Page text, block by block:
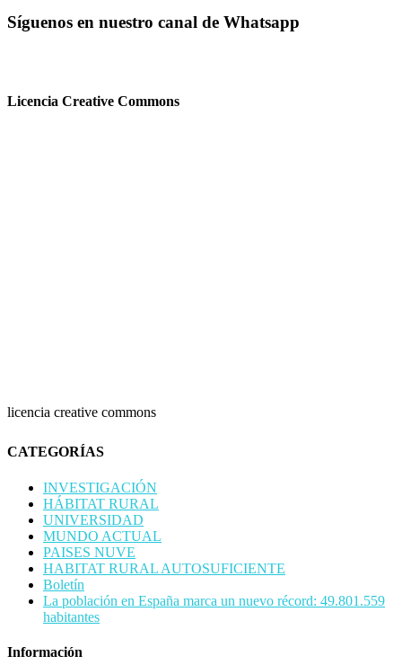
Síguenos en nuestro canal de Whatsapp
Licencia Creative Commons
licencia creative commons
CATEGORÍAS
INVESTIGACIÓN
HÁBITAT RURAL
UNIVERSIDAD
MUNDO ACTUAL
PAISES NUVE
HABITAT RURAL AUTOSUFICIENTE
Boletín
La población en España marca un nuevo récord: 49.801.559
habitantes
Información